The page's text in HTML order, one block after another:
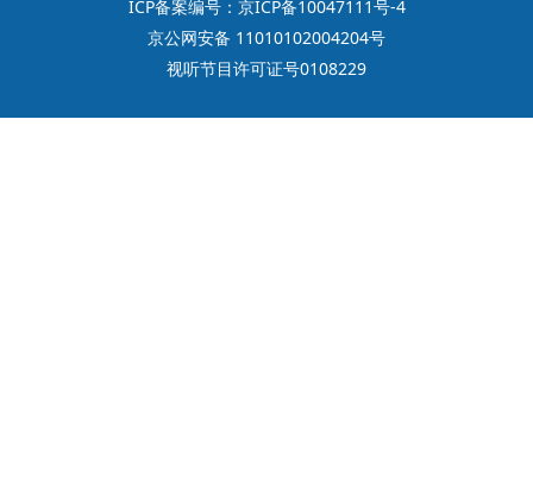
ICP备案编号：京ICP备10047111号-4
京公网安备 11010102004204号
视听节目许可证号0108229